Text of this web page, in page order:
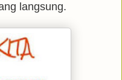
langsung.